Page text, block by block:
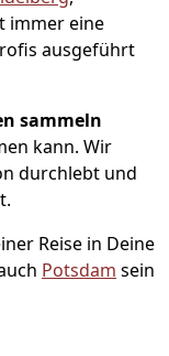
immer eine
ausgeführt
sammeln
kann. Wir
durchlebt und
Reise in Deine
Potsdam sein